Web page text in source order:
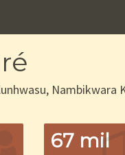
67 mil